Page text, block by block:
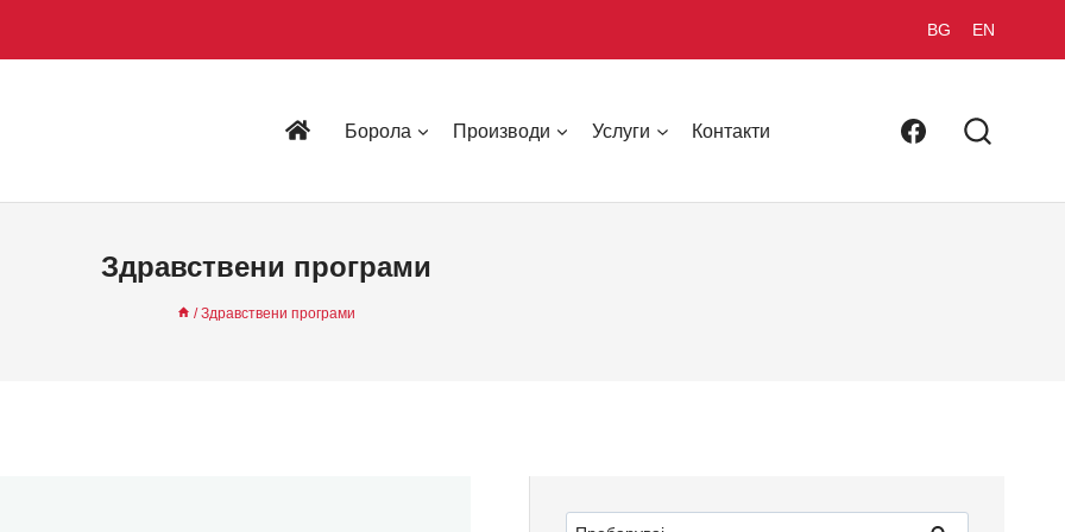
BG EN
Борола Производи Услуги Контакти
Здравствени програми
/ Здравствени програми
Пребарувај